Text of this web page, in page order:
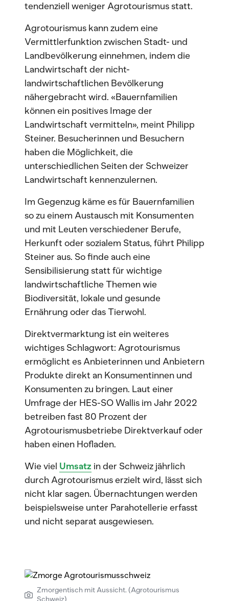
tendenziell weniger Agrotourismus statt.
Agrotourismus kann zudem eine
Vermittlerfunktion zwischen Stadt- und
Landbevölkerung einnehmen, indem die
Landwirtschaft der nicht-
landwirtschaftlichen Bevölkerung
nähergebracht wird. «Bauernfamilien
können ein positives Image der
Landwirtschaft vermitteln», meint Philipp
Steiner. Besucherinnen und Besuchern
haben die Möglichkeit, die
unterschiedlichen Seiten der Schweizer
Landwirtschaft kennenzulernen.
Im Gegenzug käme es für Bauernfamilien
so zu einem Austausch mit Konsumenten
und mit Leuten verschiedener Berufe,
Herkunft oder sozialem Status, führt Philipp
Steiner aus. So finde auch eine
Sensibilisierung statt für wichtige
landwirtschaftliche Themen wie
Biodiversität, lokale und gesunde
Ernährung oder das Tierwohl.
Direktvermarktung ist ein weiteres
wichtiges Schlagwort: Agrotourismus
ermöglicht es Anbieterinnen und Anbietern
Produkte direkt an Konsumentinnen und
Konsumenten zu bringen. Laut einer
Umfrage der HES-SO Wallis im Jahr 2022
betreiben fast 80 Prozent der
Agrotourismusbetriebe Direktverkauf oder
haben einen Hofladen.
Wie viel Umsatz in der Schweiz jährlich
durch Agrotourismus erzielt wird, lässt sich
nicht klar sagen. Übernachtungen werden
beispielsweise unter Parahotellerie erfasst
und nicht separat ausgewiesen.
Zmorgentisch mit Aussicht. (Agrotourismus
Schweiz)